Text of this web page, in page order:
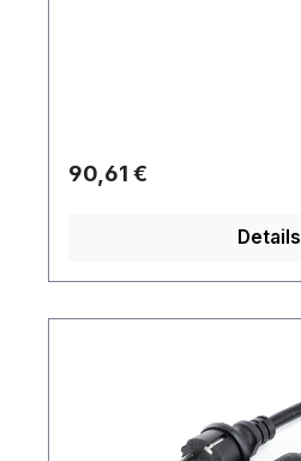
Regulärer Preis:
90,61 €
Details